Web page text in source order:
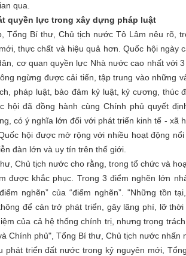
qua.
quyền lực trong xây dựng pháp luật
Tổng Bí thư, Chủ tịch nước Tô Lâm nêu rõ,
thực chất và hiệu quả hơn. Quốc hội ngày
cơ quan quyền lực Nhà nước cao nhất với
ngừng được cải tiến, tập trung vào những
pháp luật, bảo đảm kỷ luật, kỷ cương, thúc
hội đã đồng hành cùng Chính phủ quyết
có ý nghĩa lớn đối với phát triển kinh tế - xã
hội được mở rộng với nhiều hoạt động
đàn lớn và uy tín trên thế giới.
Chủ tịch nước cho rằng, trong tổ chức và
được khắc phục. Trong 3 điểm nghẽn lớn
nghẽn” của “điểm nghẽn”. "Những tồn
để cản trở phát triển, gây lãng phí, lỡ
của cả hệ thống chính trị, nhưng trọng
Chính phủ", Tổng Bí thư, Chủ tịch nước nhấn
phát triển đất nước trong kỷ nguyên mới,